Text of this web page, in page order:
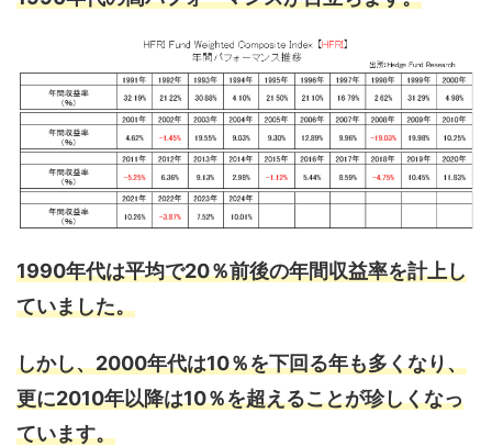
1990年代は平均で20％前後の年間収益率を計上し
ていました。
しかし、2000年代は10％を下回る年も多くなり、
更に2010年以降は10％を超えることが珍しくなっ
ています。